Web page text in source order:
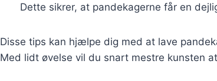
Dette sikrer, at pandekagerne får en
Disse tips kan hjælpe dig med at lave
Med lidt øvelse vil du snart mestre kunsten